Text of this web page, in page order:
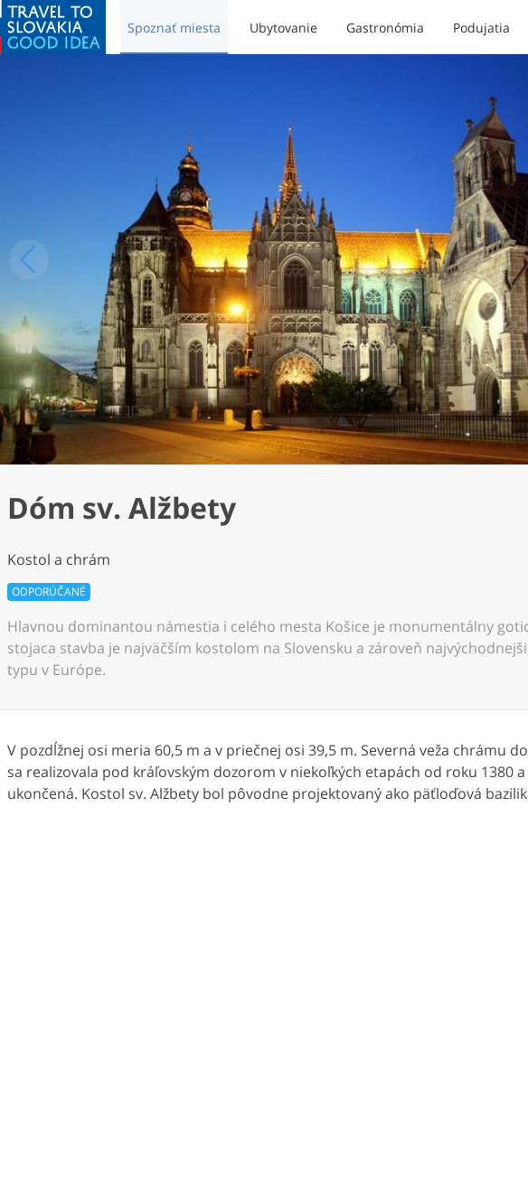
Spoznať miesta Ubytovanie Gastronómia Podujatia
Dóm sv. Alžbety
Kostol a chrám
ODPORÚČANÉ
Hlavnou dominantou námestia i celého mesta Košice je monumentálny
stojaca stavba je najväčším kostolom na Slovensku a zároveň
typu v Európe.
V pozdĺžnej osi meria 60,5 m a v priečnej osi 39,5 m. Severná veža chrámu
sa realizovala pod kráľovským dozorom v niekoľkých etapách od roku 1380
ukončená. Kostol sv. Alžbety bol pôvodne projektovaný ako päťloďová